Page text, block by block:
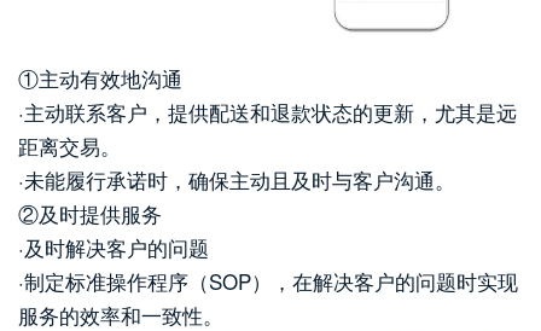
①主动有效地沟通
·主动联系客户，提供配送和退款状态的更新，尤其是远
距离交易。
·未能履行承诺时，确保主动且及时与客户沟通。
②及时提供服务
·及时解决客户的问题
·制定标准操作程序（SOP），在解决客户的问题时实现
服务的效率和一致性。